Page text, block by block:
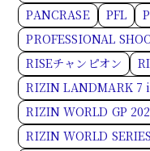
PANCRASE
PFL
PROFESSIONAL
RISEチャンピオン
RIZIN LANDMARK
RIZIN WORLD GP
RIZIN WORLD